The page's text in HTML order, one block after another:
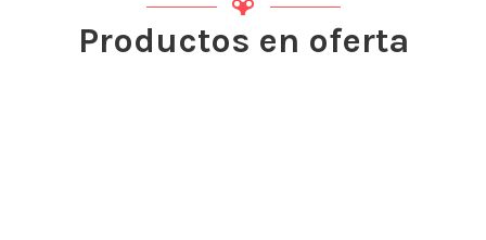
Productos en oferta